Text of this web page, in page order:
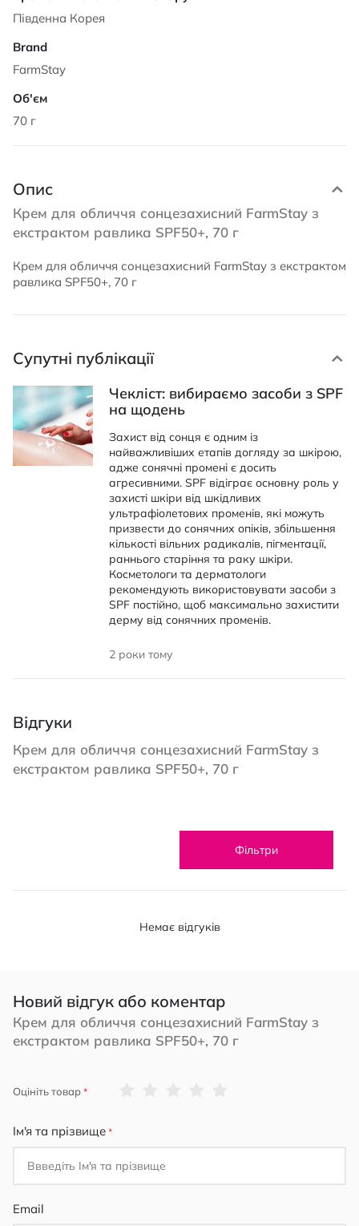
Південна Корея
FarmStay
70 г
Опис
Крем для обличчя сонцезахисний FarmStay з
екстрактом равлика SPF50+, 70 г
Крем для обличчя сонцезахисний FarmStay з екстрактом
равлика SPF50+, 70 г
Супутні публікації
Чекліст: вибираємо засоби з SPF
на щодень
Захист від сонця є одним із
найважливіших етапів догляду за шкірою,
адже сонячні промені є досить
агресивними. SPF відіграє основну роль у
захисті шкіри від шкідливих
ультрафіолетових променів, які можуть
призвести до сонячних опіків, збільшення
кількості вільних радикалів, пігментації,
раннього старіння та раку шкіри.
Косметологи та дерматологи
рекомендують використовувати засоби з
SPF постійно, щоб максимально захистити
дерму від сонячних променів.
2 роки тому
Відгуки
Крем для обличчя сонцезахисний FarmStay з
екстрактом равлика SPF50+, 70 г
Фільтри
Немає відгуків
Новий відгук або коментар
Крем для обличчя сонцезахисний FarmStay з
екстрактом равлика SPF50+, 70 г
Оцініть товар
Ім'я та прізвище
Email